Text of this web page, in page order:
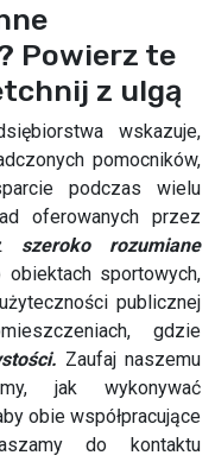
Powierz te
z ulgą
wskazuje,
pomocników,
podczas wielu
oferowanych przez
szeroko rozumiane
sportowych,
publicznej
gdzie
Zaufaj naszemu
jak wykonywać
obie współpracujące
do kontaktu